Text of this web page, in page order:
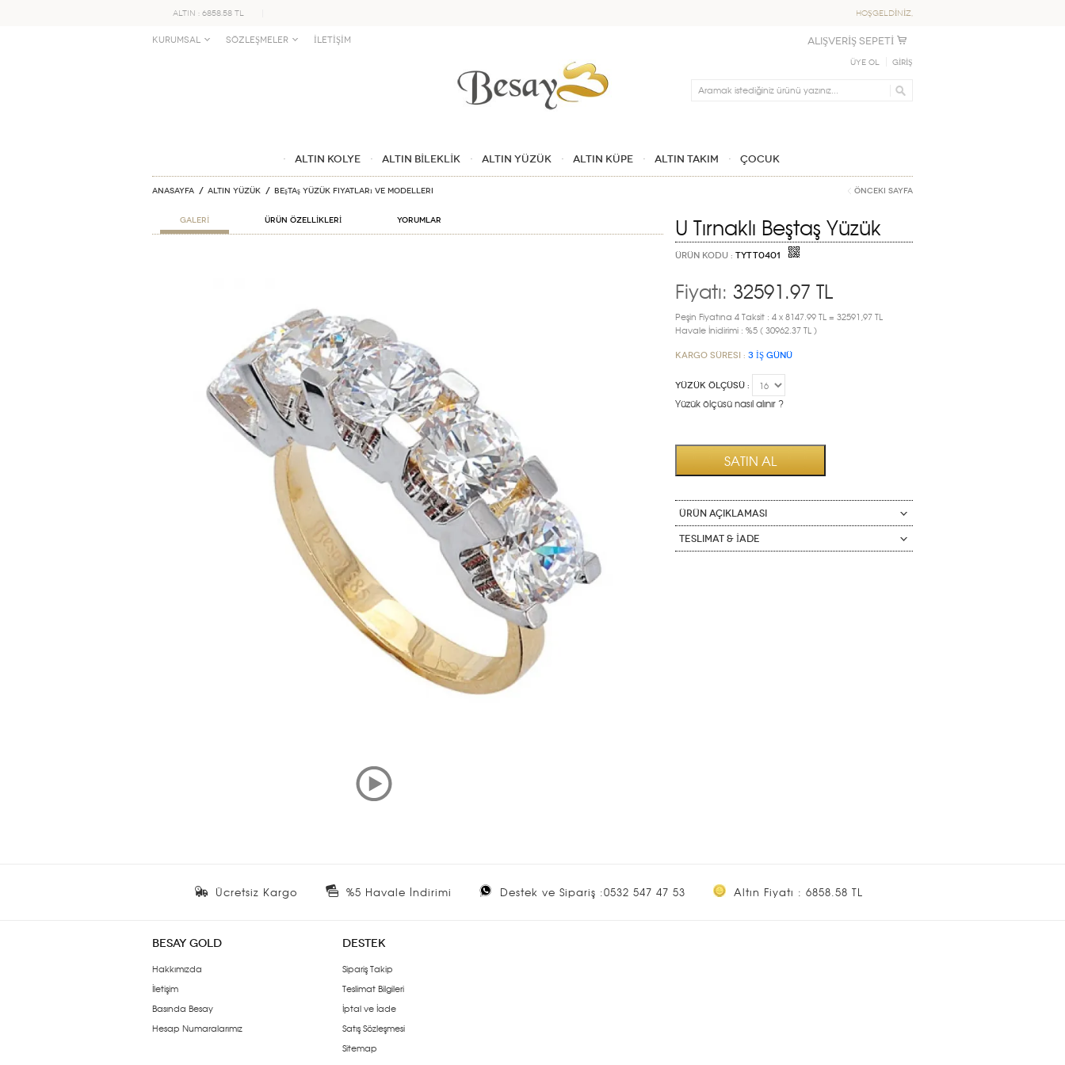
ALTIN : 6858.58 TL HOŞGELDİNİZ,
KURUMSAL SÖZLEŞMELER İLETİŞİM ALIŞVERİŞ SEPETİ
Üye Ol GİRİŞ
Ara
ALTIN KOLYE ALTIN BİLEKLİK ALTIN YÜZÜK ALTIN KÜPE ALTIN TAKIM ÇOCUK
Anasayfa ALTIN YÜZÜK Beştaş Yüzük Fiyatları ve Modelleri Önceki Sayfa
GALERİ ÜRÜN ÖZELLİKLERİ Yorumlar U Tırnaklı Beştaş Yüzük
ÜRÜN KODU : TYTT0401
Fiyatı: 32591.97 TL
Peşin Fiyatına 4 Taksit : 4 x 8147.99 TL = 32591,97 TL
Havale İnidirimi : %5 ( 30962.37 TL )
Kargo Süresi : 3 İŞ GÜNÜ
YÜZÜK ÖLÇÜSÜ :
Yüzük ölçüsü nasıl alınır ?
ÜRÜN AÇIKLAMASI
Teslimat & İade
Ücretsiz Kargo %5 Havale İndirimi Destek ve Sipariş :0532 547 47 53 Altın Fiyatı : 6858.58 TL
BESAY GOLD
Hakkımızda
İletişim
Basında Besay
Hesap Numaralarımız
DESTEK
Sipariş Takip
Teslimat Bilgileri
İptal ve İade
Satış Sözleşmesi
Sitemap